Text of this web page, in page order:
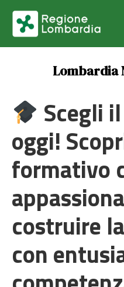
Lombardia
Scegli
oggi!
formativo
costruire
con